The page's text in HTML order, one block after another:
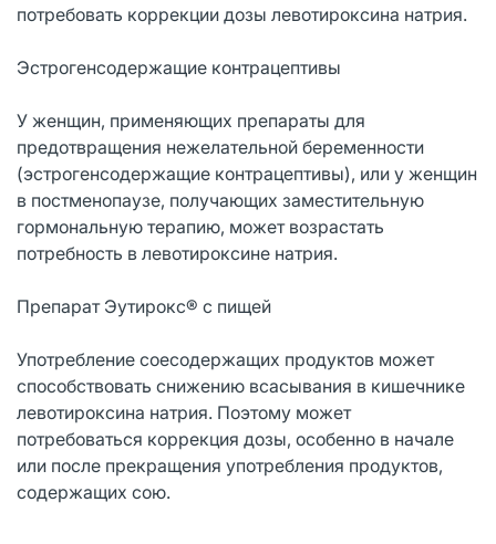
потребовать коррекции дозы левотироксина натрия.
Эстрогенсодержащие контрацептивы
У женщин, применяющих препараты для
предотвращения нежелательной беременности
(эстрогенсодержащие контрацептивы), или у женщин
в постменопаузе, получающих заместительную
гормональную терапию, может возрастать
потребность в левотироксине натрия.
Препарат Эутирокс® с пищей
Употребление соесодержащих продуктов может
способствовать снижению всасывания в кишечнике
левотироксина натрия. Поэтому может
потребоваться коррекция дозы, особенно в начале
или после прекращения употребления продуктов,
содержащих сою.